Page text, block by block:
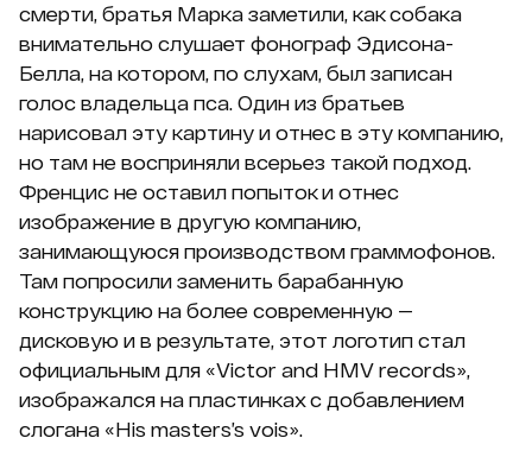
смерти, братья Марка заметили, как собака
внимательно слушает фонограф Эдисона-
Белла, на котором, по слухам, был записан
голос владельца пса. Один из братьев
нарисовал эту картину и отнес в эту компанию,
но там не восприняли всерьез такой подход.
Френцис не оставил попыток и отнес
изображение в другую компанию,
занимающуюся производством граммофонов.
Там попросили заменить барабанную
конструкцию на более современную —
дисковую и в результате, этот логотип стал
официальным для «Victor and HMV records»,
изображался на пластинках с добавлением
слогана «His masters’s vois».